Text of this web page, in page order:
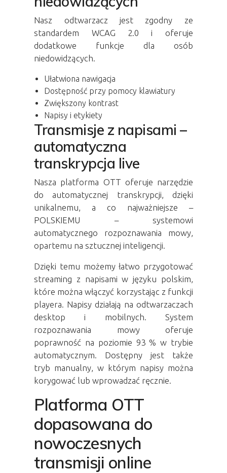
Nasz odtwarzacz jest zgodny ze
standardem WCAG 2.0 i oferuje
dodatkowe funkcje dla osób
niedowidzących.
Ułatwiona nawigacja
Dostępność przy pomocy klawiatury
Zwiększony kontrast
Napisy i etykiety
Transmisje z napisami –
automatyczna
transkrypcja live
Nasza platforma OTT oferuje narzędzie
do automatycznej transkrypcji, dzięki
unikalnemu, a co najważniejsze –
POLSKIEMU – systemowi
automatycznego rozpoznawania mowy,
opartemu na sztucznej inteligencji.
Dzięki temu możemy łatwo przygotować
streaming z napisami w języku polskim,
które można włączyć korzystając z funkcji
playera. Napisy działają na odtwarzaczach
desktop i mobilnych. System
rozpoznawania mowy oferuje
poprawność na poziomie 93 % w trybie
automatycznym. Dostępny jest także
tryb manualny, w którym napisy można
korygować lub wprowadzać ręcznie.
Platforma OTT
dopasowana do
nowoczesnych
transmisji online